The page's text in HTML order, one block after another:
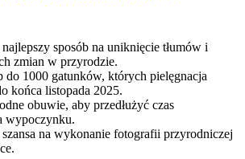
sposób na uniknięcie tłumów i
zmian w przyrodzie.
do 1000 gatunków, których pielęgnacja
końca listopada 2025.
obuwie, aby przedłużyć czas
wypoczynku.
na wykonanie fotografii przyrodniczej